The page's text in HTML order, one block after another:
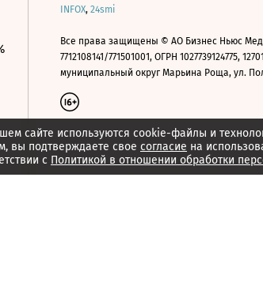
сайте используются cookie-файлы и
вы подтверждаете свое согласие на
с Политикой в отношении обработки
INFOX, 24smi
Все права защищены © АО Бизнес Ньюс
7712108141/771501001, ОГРН 1027739124775,
муниципальный округ Марьина Роща, ул.